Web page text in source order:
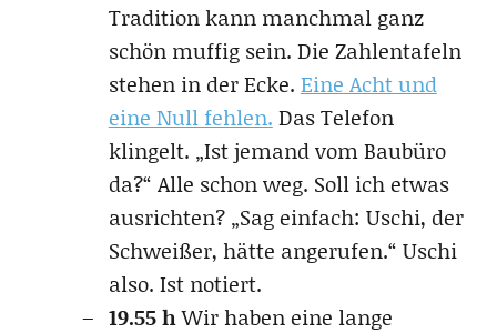
Tradition kann manchmal ganz
schön muffig sein. Die Zahlentafeln
stehen in der Ecke. Eine Acht und
eine Null fehlen. Das Telefon
klingelt. „Ist jemand vom Baubüro
da?“ Alle schon weg. Soll ich etwas
ausrichten? „Sag einfach: Uschi, der
Schweißer, hätte angerufen.“ Uschi
also. Ist notiert.
19.55 hWir haben eine lange